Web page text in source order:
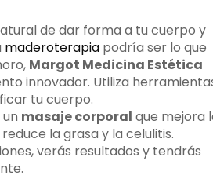
de dar forma a tu cuerpo y
maderoterapia podría ser lo que
Margot Medicina Estética
innovador. Utiliza
tu cuerpo.
masaje corporal que mejora
la grasa y la celulitis.
verás resultados y tendrás